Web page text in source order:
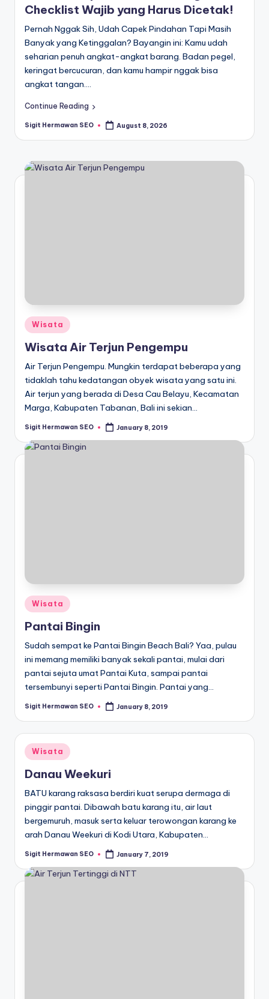
Checklist Wajib yang Harus Dicetak!
Pernah Nggak Sih, Udah Capek Pindahan Tapi Masih
Banyak yang Ketinggalan? Bayangin ini: Kamu udah
seharian penuh angkat-angkat barang. Badan pegel,
keringat bercucuran, dan kamu hampir nggak bisa
angkat tangan.…
Continue Reading
Posted
Sigit Hermawan SEO August 8, 2026
Posted
in
Wisata
Wisata Air Terjun Pengempu
Air Terjun Pengempu. Mungkin terdapat beberapa yang
tidaklah tahu kedatangan obyek wisata yang satu ini.
Air terjun yang berada di Desa Cau Belayu, Kecamatan
Marga, Kabupaten Tabanan, Bali ini sekian…
Posted
Sigit Hermawan SEO January 8, 2019
Posted
in
Wisata
Pantai Bingin
Sudah sempat ke Pantai Bingin Beach Bali? Yaa, pulau
ini memang memiliki banyak sekali pantai, mulai dari
pantai sejuta umat Pantai Kuta, sampai pantai
tersembunyi seperti Pantai Bingin. Pantai yang…
Posted
Sigit Hermawan SEO January 8, 2019
Posted
in
Wisata
Danau Weekuri
BATU karang raksasa berdiri kuat serupa dermaga di
pinggir pantai. Dibawah batu karang itu, air laut
bergemuruh, masuk serta keluar terowongan karang ke
arah Danau Weekuri di Kodi Utara, Kabupaten…
Posted
Sigit Hermawan SEO January 7, 2019